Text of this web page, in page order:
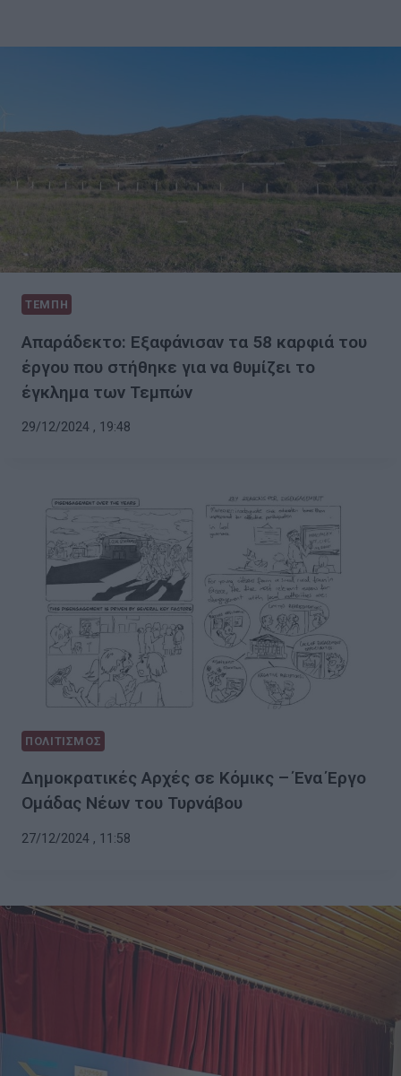
ΤΕΜΠΗ
Απαράδεκτο: Εξαφάνισαν τα 58 καρφιά του
έργου που στήθηκε για να θυμίζει το
έγκλημα των Τεμπών
29/12/2024 , 19:48
ΠΟΛΙΤΙΣΜΟΣ
Δημοκρατικές Αρχές σε Κόμικς – Ένα Έργο
Ομάδας Νέων του Τυρνάβου
27/12/2024 , 11:58